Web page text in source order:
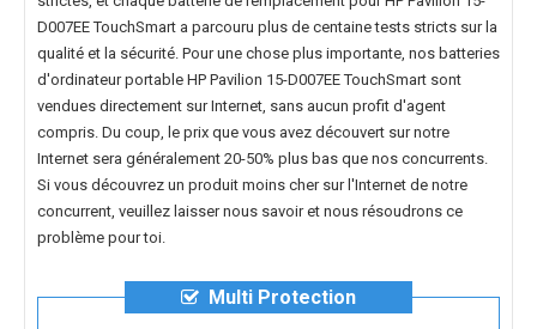
D007EE TouchSmart a parcouru plus de centaine tests stricts sur la
qualité et la sécurité. Pour une chose plus importante, nos batteries
d'ordinateur portable HP Pavilion 15-D007EE TouchSmart sont
vendues directement sur Internet, sans aucun profit d'agent
compris. Du coup, le prix que vous avez découvert sur notre
Internet sera généralement 20-50% plus bas que nos concurrents.
Si vous découvrez un produit moins cher sur l'Internet de notre
concurrent, veuillez laisser nous savoir et nous résoudrons ce
problème pour toi.
Multi Protection